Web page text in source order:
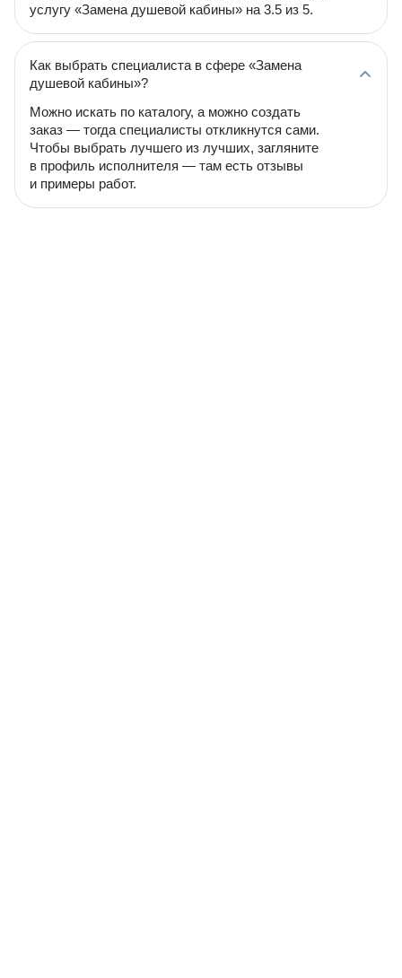
услугу «Замена душевой кабины» на 3.5 из 5.
Как выбрать специалиста в сфере «Замена
душевой кабины»?
Можно искать по каталогу, а можно создать
заказ — тогда специалисты откликнутся сами.
Чтобы выбрать лучшего из лучших, загляните
в профиль исполнителя — там есть отзывы
и примеры работ.